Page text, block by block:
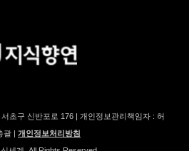
초구 신반포로 176 | 개인정보관리책임자 : 허
괄 | 개인정보처리방침